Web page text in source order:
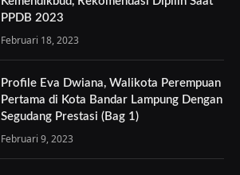
PPDB 2023
Februari 18, 2023
Profile Eva Dwiana, Walikota Perempuan
Pertama di Kota Bandar Lampung Dengan
Segudang Prestasi (Bag 1)
Februari 9, 2023